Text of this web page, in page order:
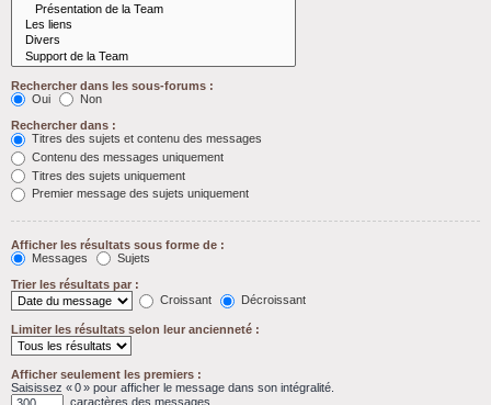
Rechercher dans les sous-forums :
Oui
Non
Rechercher dans :
Titres des sujets et contenu des messages
Contenu des messages uniquement
Titres des sujets uniquement
Premier message des sujets uniquement
Afficher les résultats sous forme de :
Messages
Sujets
Trier les résultats par :
Croissant
Décroissant
Limiter les résultats selon leur ancienneté :
Afficher seulement les premiers :
Saisissez « 0 » pour afficher le message dans son intégralité.
caractères des messages